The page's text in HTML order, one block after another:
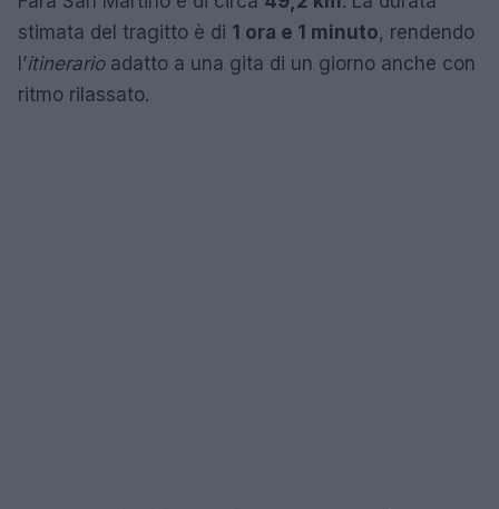
stimata del tragitto è di 1 ora e 1 minuto, rendendo
l’itinerarioadatto a una gita di un giorno anche con
ritmo rilassato.